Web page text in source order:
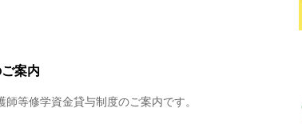
案内
師等修学資金貸与制度のご案内です。